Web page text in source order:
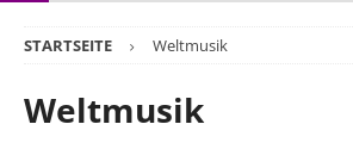
STARTSEITE Weltmusik
Weltmusik